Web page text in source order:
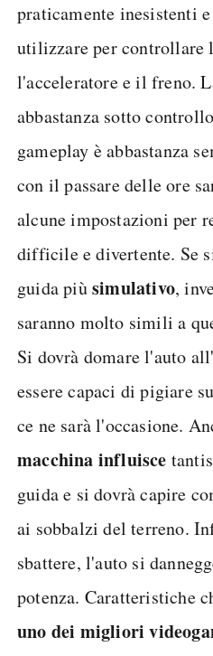
praticamente inesistenti
utilizzare per controllare
l'acceleratore e il freno.
abbastanza sotto
gameplay è abbastanza
con il passare delle ore
alcune impostazioni per
difficile e divertente. Se
guida piùsimulativo,
saranno molto simili a
Si dovrà domare l'auto
essere capaci di pigiare
ce ne sarà l'occasione.
macchina influisce
guida e si dovrà capire
ai sobbalzi del terreno.
sbattere, l'auto si
potenza. Caratteristiche
uno dei migliori